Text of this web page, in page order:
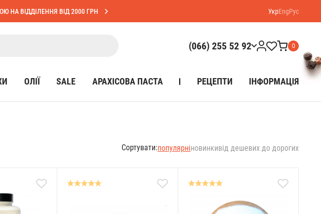
НА ВІДДІЛЕННЯ ВІД 2000 ГРН УкрEngРус
(066) 255 52 92 0
ОЛІЇ SALE АРАХІСОВА ПАСТА РЕЦЕПТИ ІНФОРМАЦІЯ
Сортувати:популярніновинкивід дешевих до дорогих